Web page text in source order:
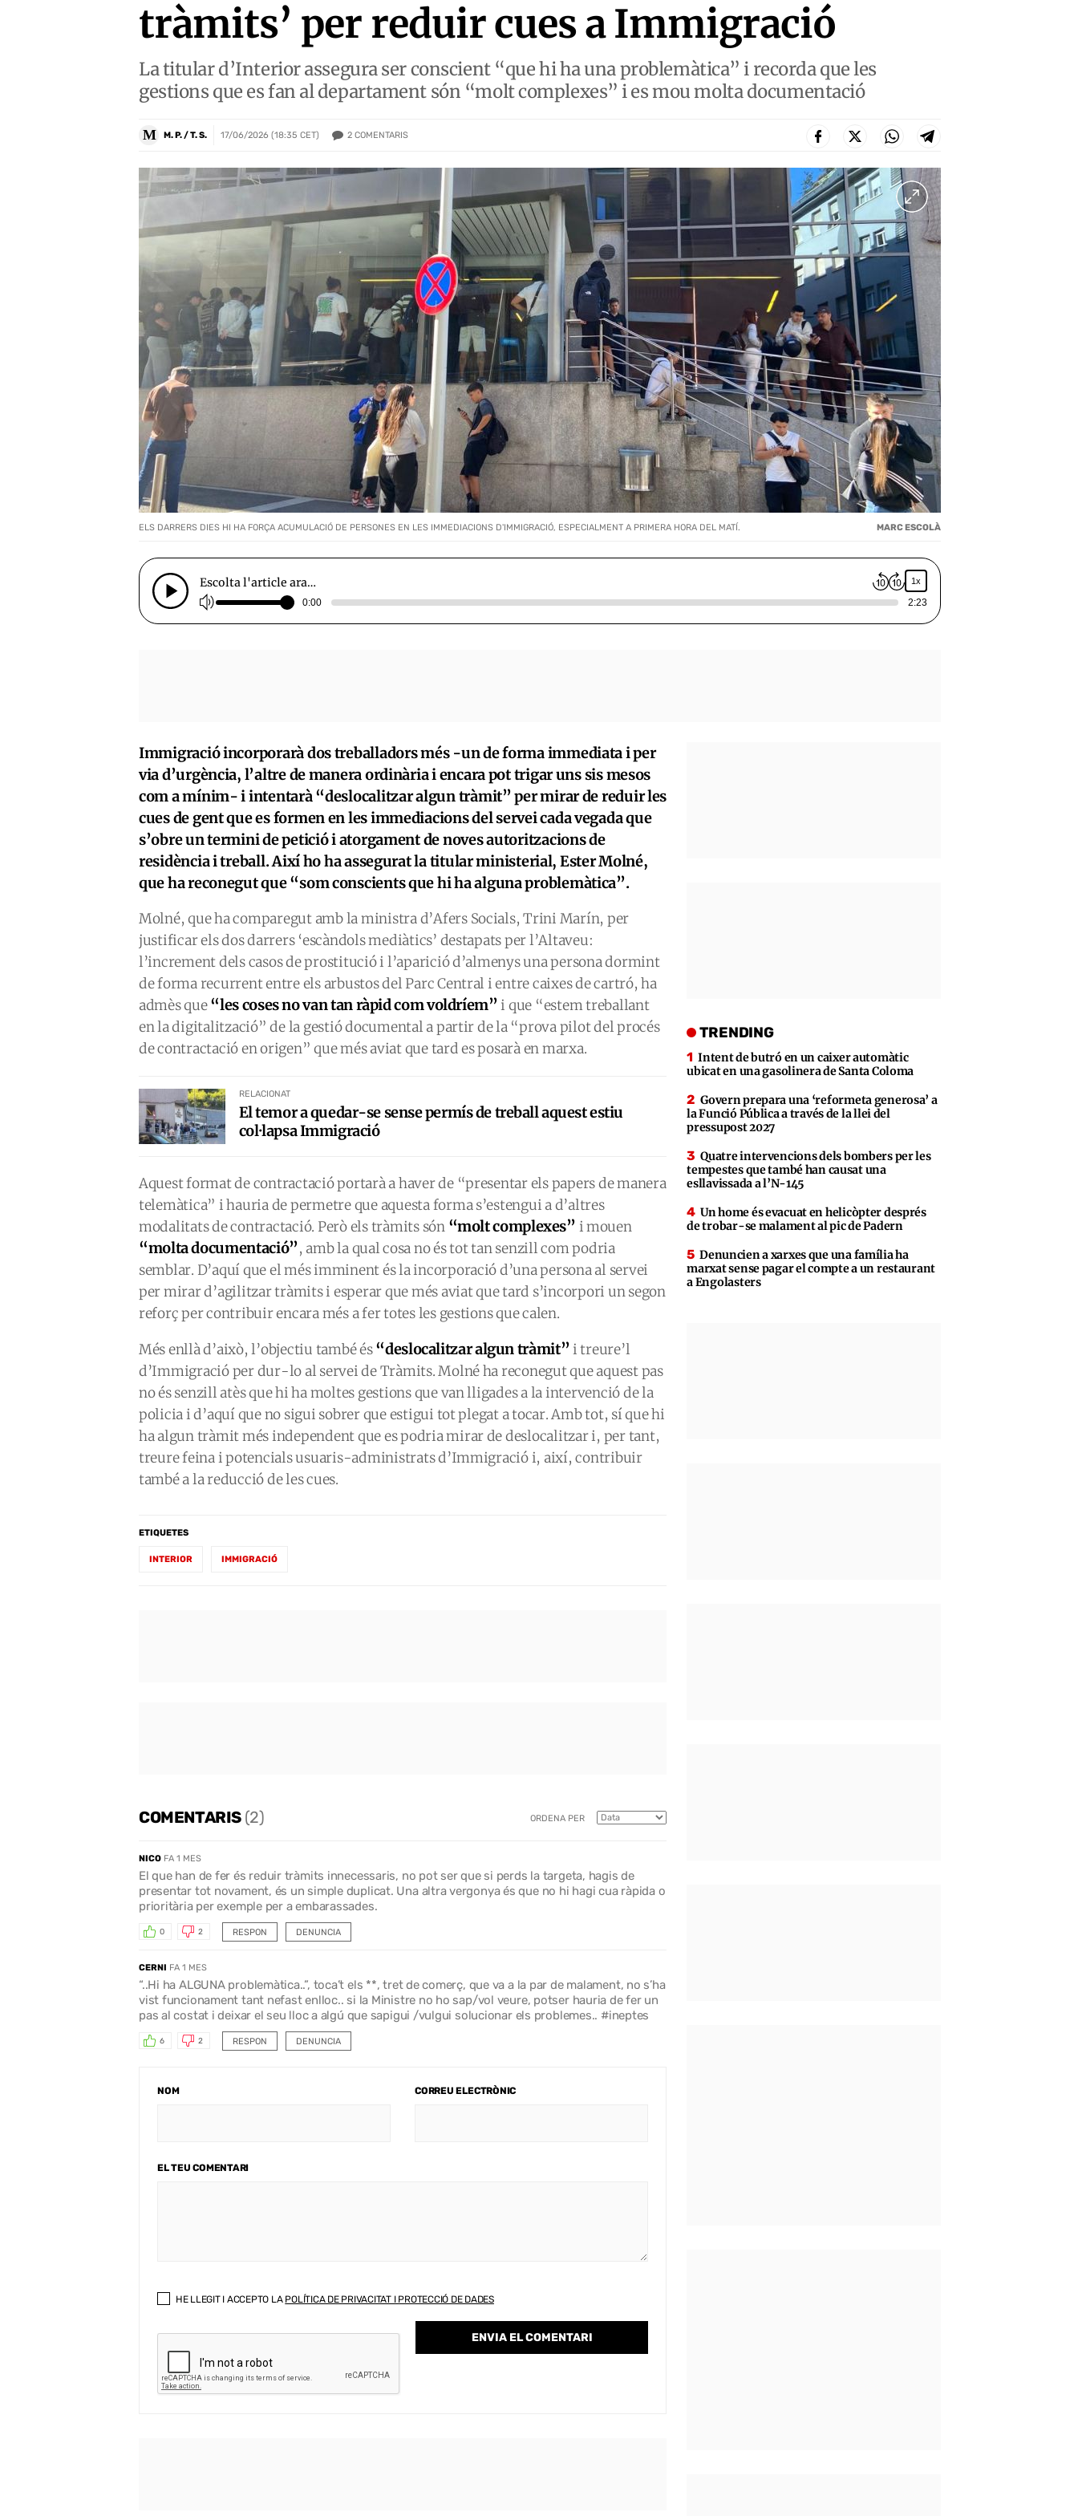
tràmits’ per reduir cues a Immigració
La titular d’Interior assegura ser conscient “que hi ha una problemàtica” i recorda que les
gestions que es fan al departament són “molt complexes” i es mou molta documentació
M M. P. / T. S. 17/06/2026 (18:35 CET) 2 COMENTARIS
ELS DARRERS DIES HI HA FORÇA ACUMULACIÓ DE PERSONES EN LES IMMEDIACIONS D'IMMIGRACIÓ, ESPECIALMENT A PRIMERA HORA DEL MATÍ. MARC ESCOLÀ
Escolta l'article ara… 1x
0:00 2:23
Immigració incorporarà dos treballadors més -un de forma immediata i per
via d’urgència, l’altre de manera ordinària i encara pot trigar uns sis mesos
com a mínim- i intentarà “deslocalitzar algun tràmit” per mirar de reduir les
cues de gent que es formen en les immediacions del servei cada vegada que
s’obre un termini de petició i atorgament de noves autoritzacions de
residència i treball. Així ho ha assegurat la titular ministerial, Ester Molné,
que ha reconegut que “som conscients que hi ha alguna problemàtica”.
Molné, que ha comparegut amb la ministra d’Afers Socials, Trini Marín, per
justificar els dos darrers ‘escàndols mediàtics’ destapats per l’Altaveu:
l’increment dels casos de prostitució i l’aparició d’almenys una persona dormint
de forma recurrent entre els arbustos del Parc Central i entre caixes de cartró, ha
admès que“les coses no van tan ràpid com voldríem”i que “estem treballant
en la digitalització” de la gestió documental a partir de la “prova pilot del procés
de contractació en origen” que més aviat que tard es posarà en marxa.
RELACIONAT
El temor a quedar-se sense permís de treball aquest estiu
col·lapsa Immigració
Aquest format de contractació portarà a haver de “presentar els papers de manera
telemàtica” i hauria de permetre que aquesta forma s’estengui a d’altres
modalitats de contractació. Però els tràmits són “molt complexes” i mouen
“molta documentació”, amb la qual cosa no és tot tan senzill com podria
semblar. D’aquí que el més imminent és la incorporació d’una persona al servei
per mirar d’agilitzar tràmits i esperar que més aviat que tard s’incorpori un segon
reforç per contribuir encara més a fer totes les gestions que calen.
Més enllà d’això, l’objectiu també és“deslocalitzar algun tràmit”i treure’l
d’Immigració per dur-lo al servei de Tràmits. Molné ha reconegut que aquest pas
no és senzill atès que hi ha moltes gestions que van lligades a la intervenció de la
policia i d’aquí que no sigui sobrer que estigui tot plegat a tocar. Amb tot, sí que hi
ha algun tràmit més independent que es podria mirar de deslocalitzar i, per tant,
treure feina i potencials usuaris-administrats d’Immigració i, així, contribuir
també a la reducció de les cues.
ETIQUETES
INTERIOR IMMIGRACIÓ
COMENTARIS (2) ORDENA PER
NICO FA 1 MES
El que han de fer és reduir tràmits innecessaris, no pot ser que si perds la targeta, hagis de
presentar tot novament, és un simple duplicat. Una altra vergonya és que no hi hagi cua ràpida o
prioritària per exemple per a embarassades.
RESPON
0 2 DENUNCIA
CERNI FA 1 MES
“..Hi ha ALGUNA problemàtica..”, toca’t els **, tret de comerç, que va a la par de malament, no s’ha
vist funcionament tant nefast enlloc.. si la Ministre no ho sap/vol veure, potser hauria de fer un
pas al costat i deixar el seu lloc a algú que sapigui /vulgui solucionar els problemes.. #ineptes
RESPON
6 2 DENUNCIA
NOM CORREU ELECTRÒNIC
EL TEU COMENTARI
HE LLEGIT I ACCEPTO LA POLÍTICA DE PRIVACITAT I PROTECCIÓ DE DADES
TRENDING
Intent de butró en un caixer automàtic
ubicat en una gasolinera de Santa Coloma
Govern prepara una ‘reformeta generosa’ a
la Funció Pública a través de la llei del
pressupost 2027
Quatre intervencions dels bombers per les
tempestes que també han causat una
esllavissada a l’N-145
Un home és evacuat en helicòpter després
de trobar-se malament al pic de Padern
Denuncien a xarxes que una família ha
marxat sense pagar el compte a un restaurant
a Engolasters